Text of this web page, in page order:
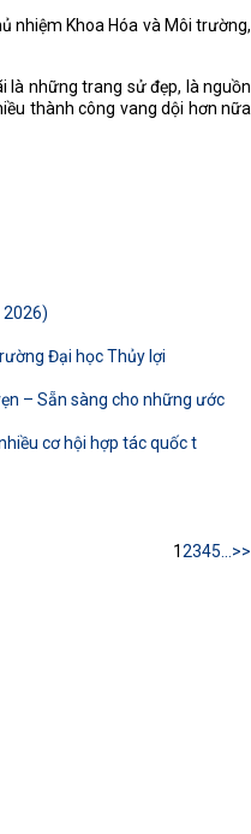
nhiệm Khoa Hóa và Môi trường,
là những trang sử đẹp, là nguồn
thành công vang dội hơn nữa
2026)
Đại học Thủy lợi
– Sẵn sàng cho những ước
cơ hội hợp tác quốc t
12345 >>